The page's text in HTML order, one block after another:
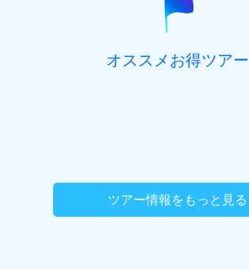
オススメお得ツアー
ツアー情報をもっと見る